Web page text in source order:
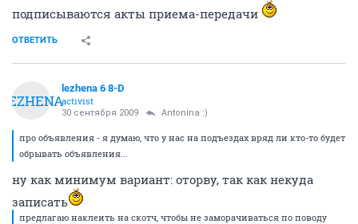
подписываются акты приема-передачи
ОТВЕТИТЬ
LEZHENA
lezhena 6 8-D
activist
30 сентября 2009 Antonina :)
про объявления - я думаю, что у нас на подъездах вряд ли кто-то будет
обрывать объявления...
ну как минимум вариант: оторву, так как некуда
записать
предлагаю наклеить на скотч, чтобы не заморачиваться по поводу